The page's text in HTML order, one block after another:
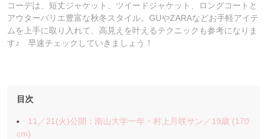
コーデは、短丈ジャケット、ツイードジャケット、ロングコートと
アウターバリエ豊富な秋冬スタイル。GUやZARAなどお手軽アイテ
ムを上手に取り入れて、高見えを叶えるテクニックも参考になりま
す♪ 早速チェックしていきましょう！
目次
11／21(火)公開：南山大学一年・村上月咲サン／19歳 (170
cm)